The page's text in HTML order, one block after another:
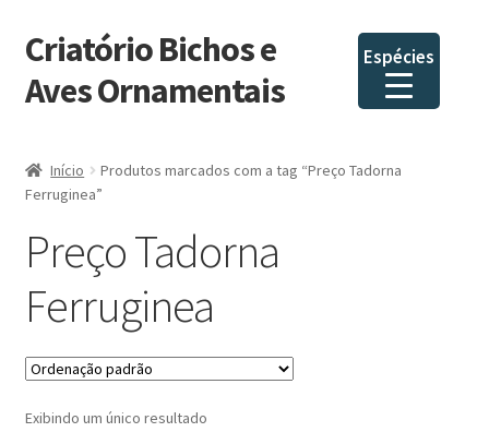
Espécies
Pular
para
navegação
Pular
para
o
Criatório Bichos e
Aves Ornamentais
Início
Produtos marcados com a tag “Preço Tadorna
Ferruginea”
Preço Tadorna
Ferruginea
Exibindo um único resultado